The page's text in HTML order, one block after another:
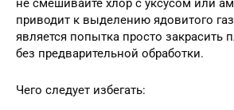
не смешивайте хлор с уксусом или
приводит к выделению ядовитого
является попытка просто закрасить
без предварительной обработки.
Чего следует избегать: